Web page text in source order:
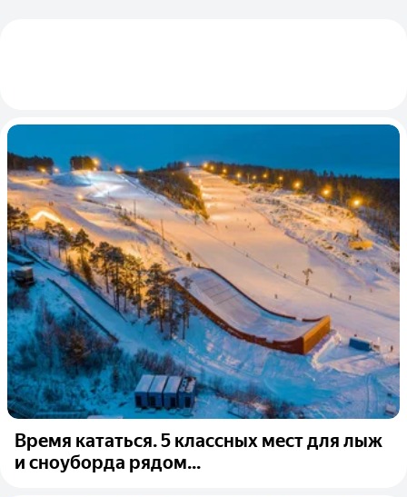
Время кататься. 5 классных мест для лыж
и сноуборда рядом...